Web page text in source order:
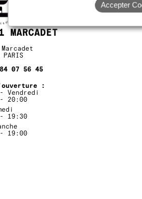
MARCADET
PARIS
07 56 45
:
Vendredi
20:00
19:30
19:00
Accepter